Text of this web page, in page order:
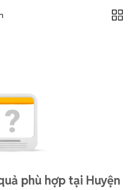
phù hợp tại Huyện